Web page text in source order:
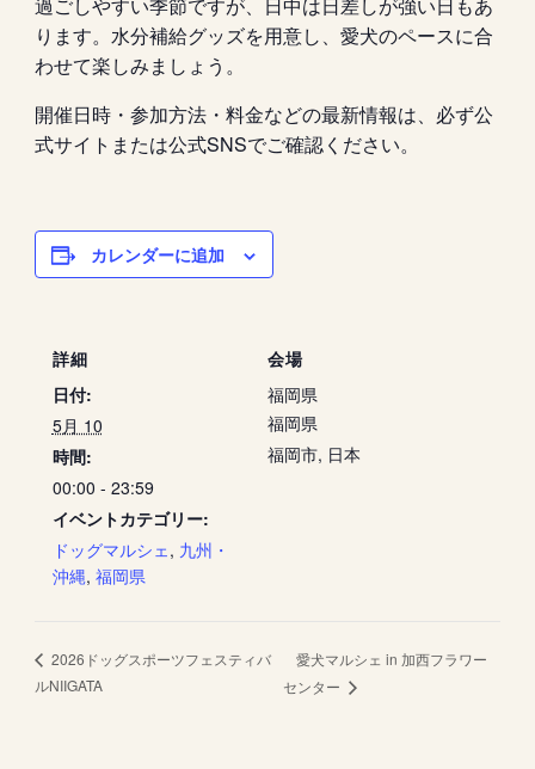
ります。水分補給グッズを用意し、愛犬のペースに合
わせて楽しみましょう。
開催日時・参加方法・料金などの最新情報は、必ず公
式サイトまたは公式SNSでご確認ください。
カレンダーに追加
詳細
日付:
5月 10
時間:
00:00 - 23:59
イベントカテゴリー:
ドッグマルシェ, 九州・
沖縄, 福岡県
会場
福岡県
福岡県
福岡市, 日本
2026ドッグスポーツフェスティバ
ルNIIGATA
愛犬マルシェ in 加西フラワー
センター